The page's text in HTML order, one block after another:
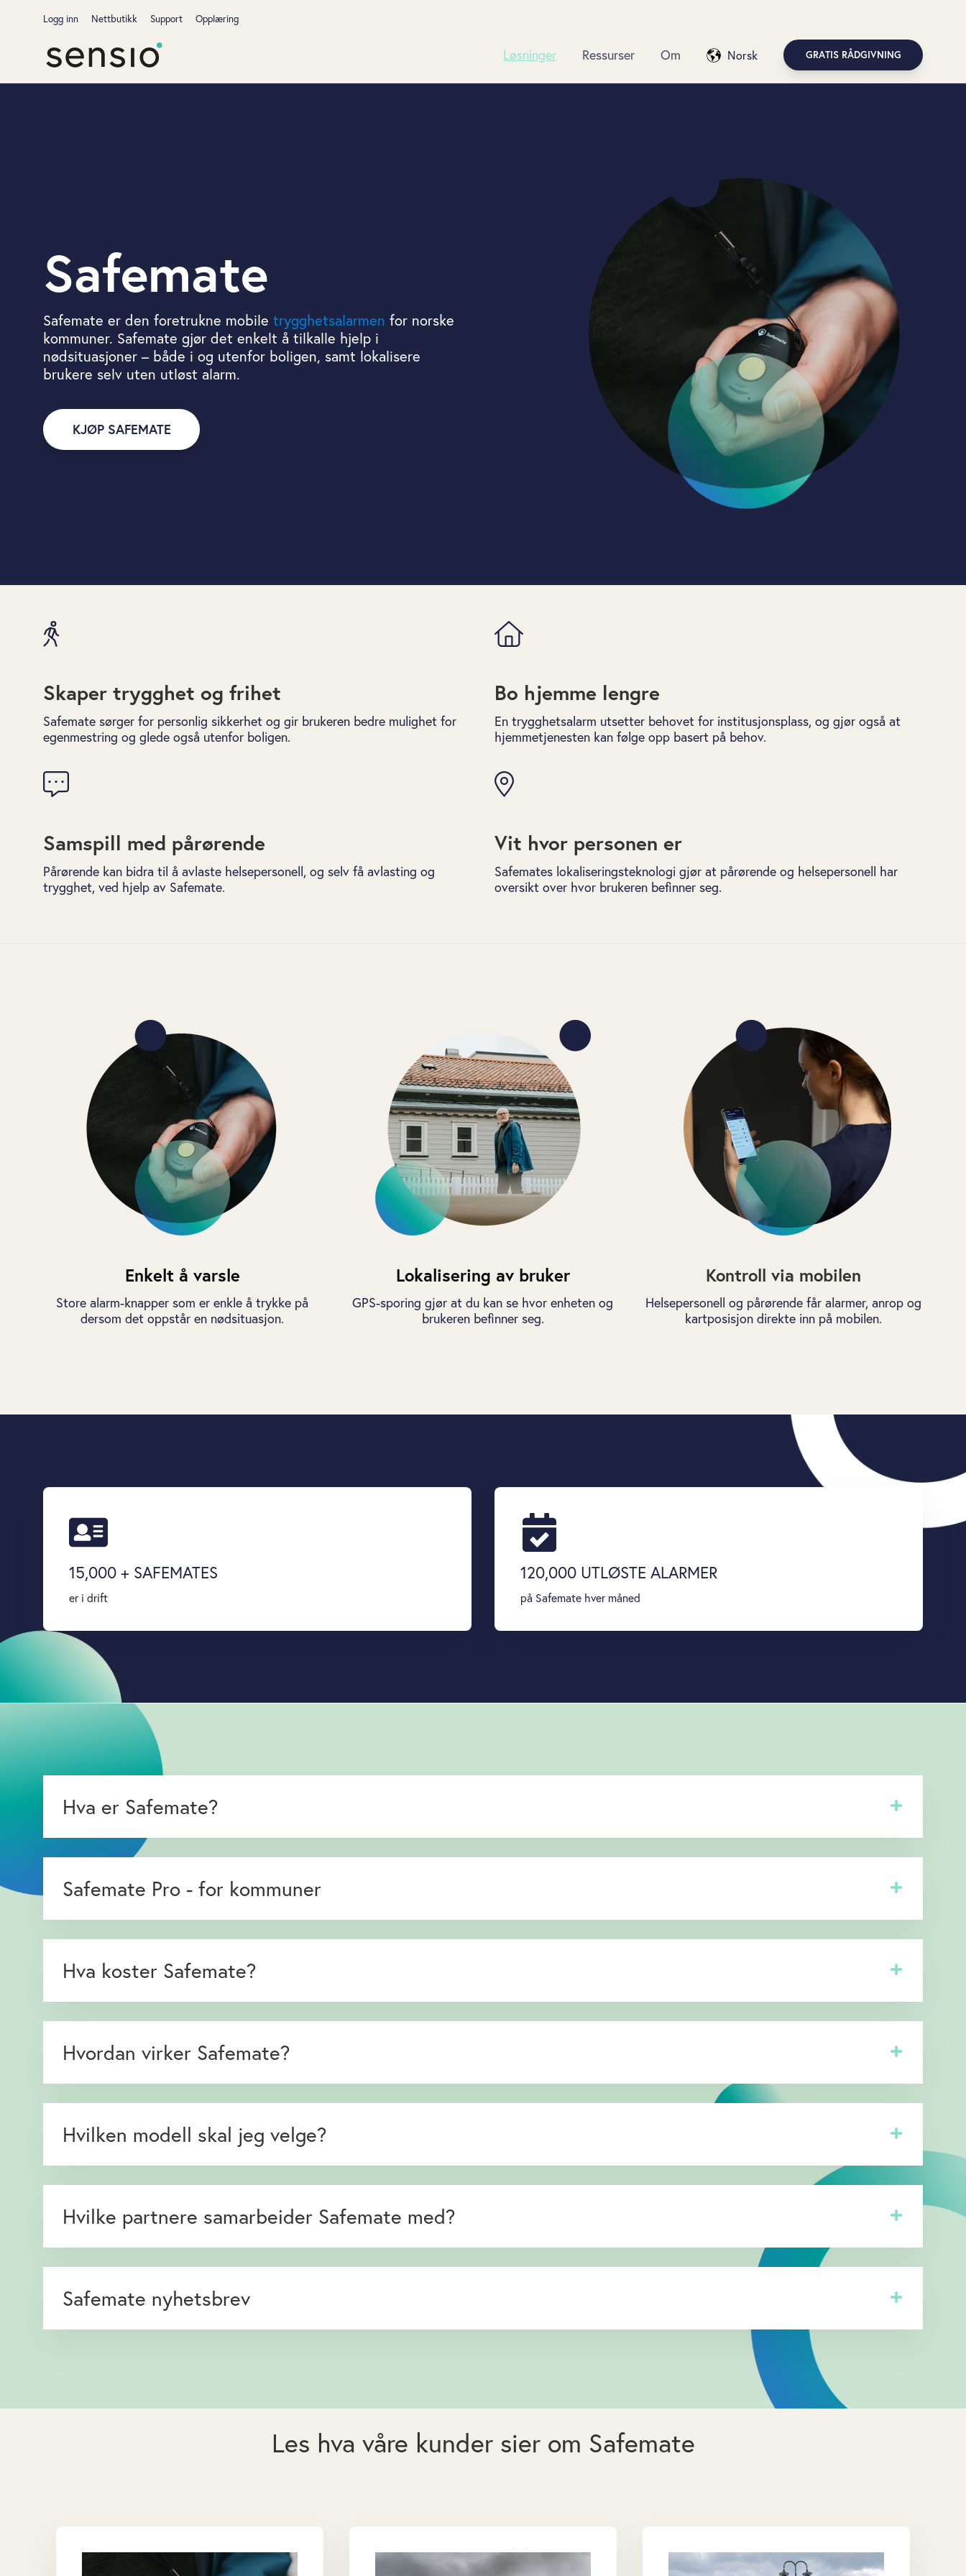
Logg inn Nettbutikk Support Opplæring
Løsninger Ressurser Om Norsk GRATIS RÅDGIVNING
Safemate
Safemate er den foretrukne mobile trygghetsalarmen for norske
kommuner. Safemate gjør det enkelt å tilkalle hjelp i
nødsituasjoner – både i og utenfor boligen, samt lokalisere
brukere selv uten utløst alarm.
KJØP SAFEMATE
Skaper trygghet og frihet
Safemate sørger for personlig sikkerhet og gir brukeren bedre mulighet for
egenmestring og glede også utenfor boligen.
Samspill med pårørende
Pårørende kan bidra til å avlaste helsepersonell, og selv få avlasting og
trygghet, ved hjelp av Safemate.
Bo hjemme lengre
En trygghetsalarm utsetter behovet for institusjonsplass, og gjør også at
hjemmetjenesten kan følge opp basert på behov.
Vit hvor personen er
Safemates lokaliseringsteknologi gjør at pårørende og helsepersonell har
oversikt over hvor brukeren befinner seg.
Enkelt å varsle
Store alarm-knapper som er enkle å trykke på
dersom det oppstår en nødsituasjon.
Lokalisering av bruker
GPS-sporing gjør at du kan se hvor enheten og
brukeren befinner seg.
Kontroll via mobilen
Helsepersonell og pårørende får alarmer, anrop og
kartposisjon direkte inn på mobilen.
15,000 + SAFEMATES
er i drift
120,000UTLØSTE ALARMER
på Safemate hver måned
Hva er Safemate?
Safemate Pro - for kommuner
Hva koster Safemate?
Hvordan virker Safemate?
Hvilken modell skal jeg velge?
Hvilke partnere samarbeider Safemate med?
Safemate nyhetsbrev
Les hva våre kunder sier om Safemate